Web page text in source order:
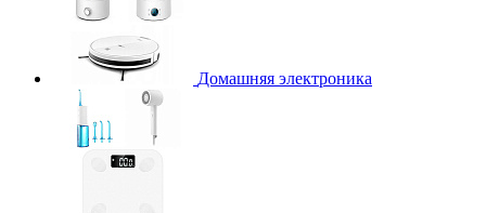
Домашняя электроника